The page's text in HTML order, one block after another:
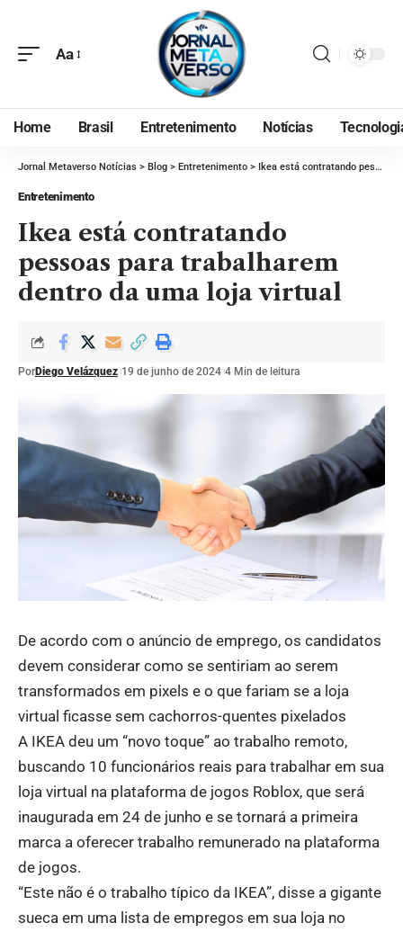
Aa
Home Brasil Entretenimento Notícias
Jornal Metaverso Notícias > Blog > Entretenimento > Ikea está contratando pessoas para trabalharem dentro da uma loja virtual
Entretenimento
Ikea está contratando
pessoas para trabalharem
dentro da uma loja virtual
PorDiego Velázquez 19 de junho de 2024 4 Min de leitura
De acordo com o anúncio de emprego, os candidatos
devem considerar como se sentiriam ao serem
transformados em pixels e o que fariam se a loja
virtual ficasse sem cachorros-quentes pixelados
A IKEA deu um “novo toque” ao trabalho remoto,
buscando 10 funcionários reais para trabalhar em sua
loja virtual na plataforma de jogos Roblox, que será
inaugurada em 24 de junho e se tornará a primeira
marca a oferecer trabalho remunerado na plataforma
de jogos.
“Este não é o trabalho típico da IKEA”, disse a gigante
sueca em uma lista de empregos em sua loja no